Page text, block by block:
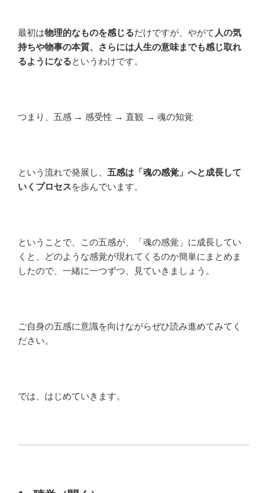
最初は物理的なものを感じるだけですが、やがて 人の気
持ちや物事の本質、さらには人生の意味までも感じ取れ
るようになるというわけです。
つまり、五感 → 感受性 → 直観 → 魂の知覚
という流れで発展し、 五感は「魂の感覚」へと成長して
いくプロセスを歩んでいます。
ということで、この五感が、「魂の感覚」に成長してい
くと、どのような感覚が現れてくるのか簡単にまとめま
したので、一緒に一つずつ、見ていきましょう。
ご自身の五感に意識を向けながらぜひ読み進めてみてく
ださい。
では、はじめていきます。